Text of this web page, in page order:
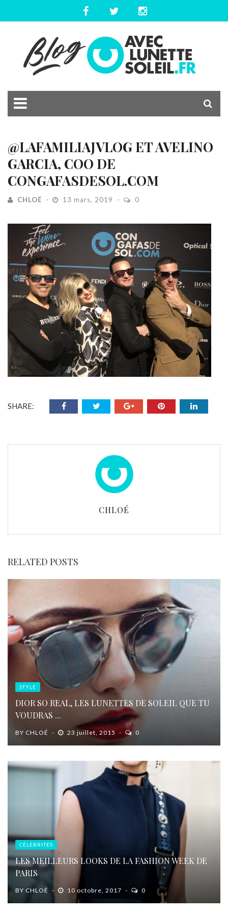
@LAFAMILIAJVLOG ET AVELINO
GARCIA, COO DE
CONGAFASDESOL.COM
CHLOÉ 13 mars, 2019 0
SHARE:
CHLOÉ
RELATED POSTS
STYLE
DIOR SO REAL, LES LUNETTES DE SOLEIL QUE TU
VOUDRAS ...
BY CHLOÉ 23 juillet, 2015 0
CÉLÉBRITÉS
LES MEILLEURS LOOKS DE LA FASHION WEEK DE
PARIS
BY CHLOÉ 10 octobre, 2017 0